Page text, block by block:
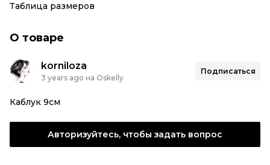
Таблица размеров
О товаре
korniloza
3 years ago на Oskelly
Подписаться
Каблук 9см
Авторизуйтесь, чтобы задать вопрос